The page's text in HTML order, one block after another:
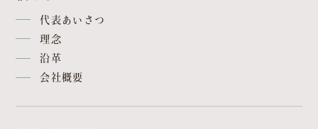
OFFICIAL SNS
代表あいさつ
理念
沿革
会社概要